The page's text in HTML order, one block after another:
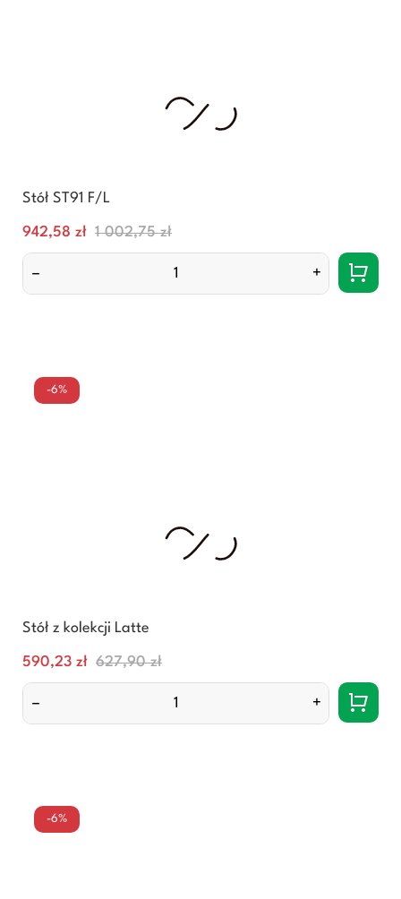
Stół ST91 F/L
Cena
942,58 zł Normalna
cena
1 002,75 zł
– +
-6%
Stół z kolekcji Latte
Cena
590,23 zł Normalna
cena
627,90 zł
– +
-6%